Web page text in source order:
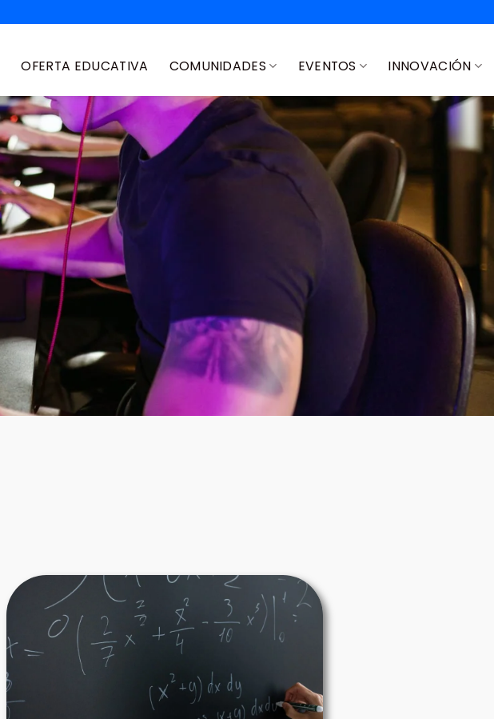
OFERTA EDUCATIVA COMUNIDADES EVENTOS INNOVACIÓN